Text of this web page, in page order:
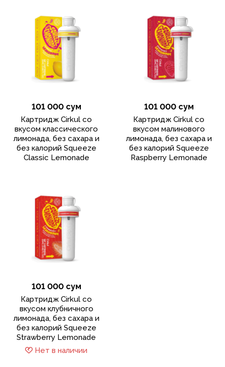
101 000 сум
Картридж Cirkul со
вкусом классического
лимонада, без сахара и
без калорий Squeeze
Classic Lemonade
101 000 сум
Картридж Cirkul со
вкусом малинового
лимонада, без сахара и
без калорий Squeeze
Raspberry Lemonade
101 000 сум
Картридж Cirkul со
вкусом клубничного
лимонада, без сахара и
без калорий Squeeze
Strawberry Lemonade
Нет в наличии